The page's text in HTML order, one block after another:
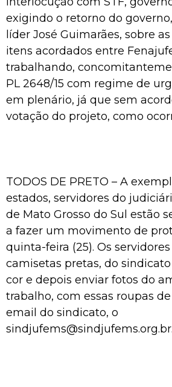
exigindo o retorno do
líder José Guimarães, sobre
itens acordados entre
trabalhando,
PL 2648/15 com regime de
em plenário, já que sem
votação do projeto, como
TODOS DE PRETO – A
estados, servidores do
de Mato Grosso do Sul estão
a fazer um movimento de
quinta-feira (25). Os
camisetas pretas, do sindicato
cor e depois enviar fotos do
trabalho, com essas roupas
email do sindicato, o
sindjufems@sindjufems.org.br.